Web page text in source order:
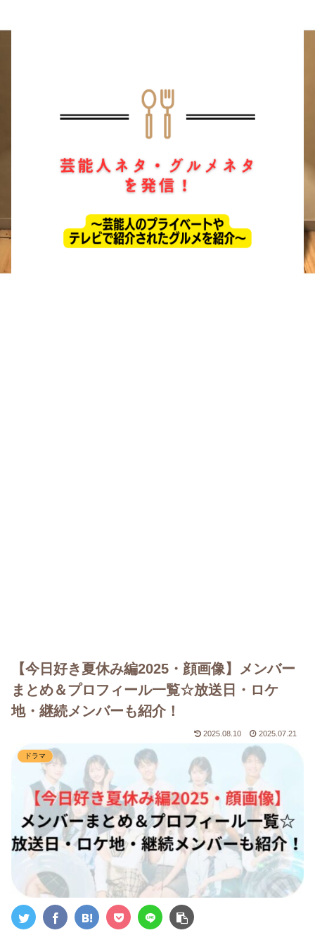
【今日好き夏休み編2025・顔画像】メンバー
まとめ＆プロフィール一覧☆放送日・ロケ
地・継続メンバーも紹介！
2025.08.10 2025.07.21
ドラマ